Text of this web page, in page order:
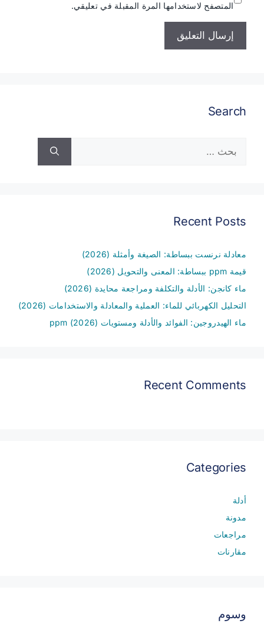
المتصفح لاستخدامها المرة المقبلة في تعليقي.
Search
عن:
Recent Posts
معادلة نرنست ببساطة: الصيغة وأمثلة (2026)
قيمة ppm ببساطة: المعنى والتحويل (2026)
ماء كانجن: الأدلة والتكلفة ومراجعة محايدة (2026)
التحليل الكهربائي للماء: العملية والمعادلة والاستخدامات (2026)
ماء الهيدروجين: الفوائد والأدلة ومستويات ppm (2026)
Recent Comments
Categories
أدلة
مدونة
مراجعات
مقارنات
وسوم